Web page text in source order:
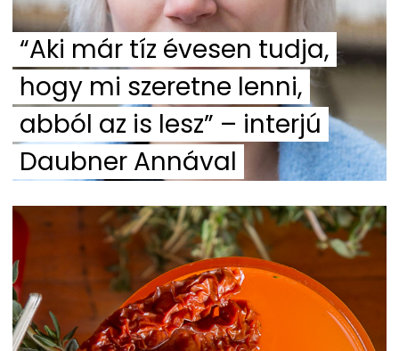
“Aki már tíz évesen tudja,
hogy mi szeretne lenni,
abból az is lesz” – interjú
Daubner Annával